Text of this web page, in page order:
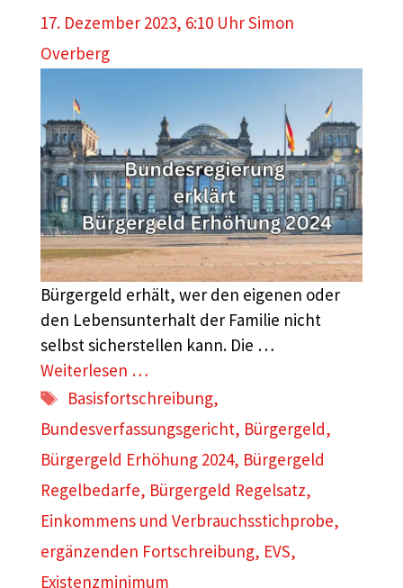
17. Dezember 2023, 6:10 UhrSimon
Overberg
Bürgergeld erhält, wer den eigenen oder
den Lebensunterhalt der Familie nicht
selbst sicherstellen kann. Die …
Weiterlesen …
Schlagwörter
Basisfortschreibung,
Bundesverfassungsgericht, Bürgergeld,
Bürgergeld Erhöhung 2024, Bürgergeld
Regelbedarfe, Bürgergeld Regelsatz,
Einkommens und Verbrauchsstichprobe,
ergänzenden Fortschreibung, EVS,
Existenzminimum